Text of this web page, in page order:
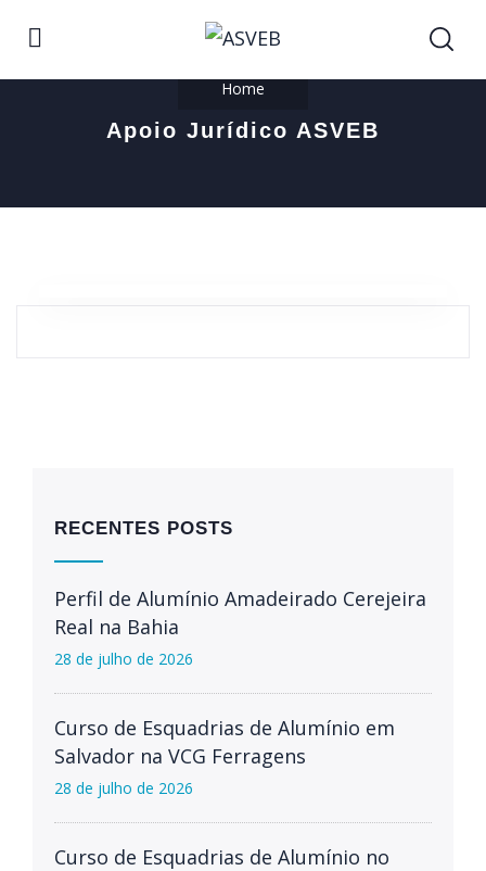
Home
Apoio Jurídico ASVEB
RECENTES POSTS
Perfil de Alumínio Amadeirado Cerejeira
Real na Bahia
28 de julho de 2026
Curso de Esquadrias de Alumínio em
Salvador na VCG Ferragens
28 de julho de 2026
Curso de Esquadrias de Alumínio no